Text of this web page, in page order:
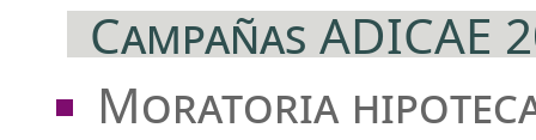
Campañas ADICAE
Moratoria